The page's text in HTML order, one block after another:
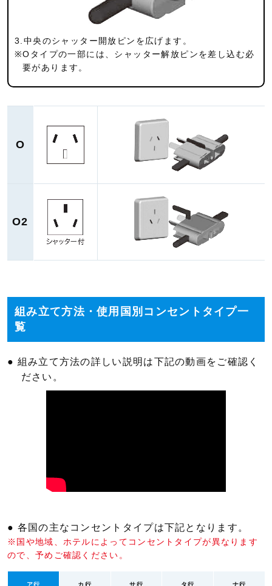
3.中央のシャッター開放ピンを広げます。
※Oタイプの一部には、シャッター解放ピンを差し込む必
要があります。
O
O2
組み立て方法・使用国別コンセントタイプ一
覧
● 組み立て方法の詳しい説明は下記の動画をご確認く
ださい。
● 各国の主なコンセントタイプは下記となります。
※国や地域、ホテルによってコンセントタイプが異なります
ので、予めご確認ください。
ア行 カ行 サ行 タ行 ナ行